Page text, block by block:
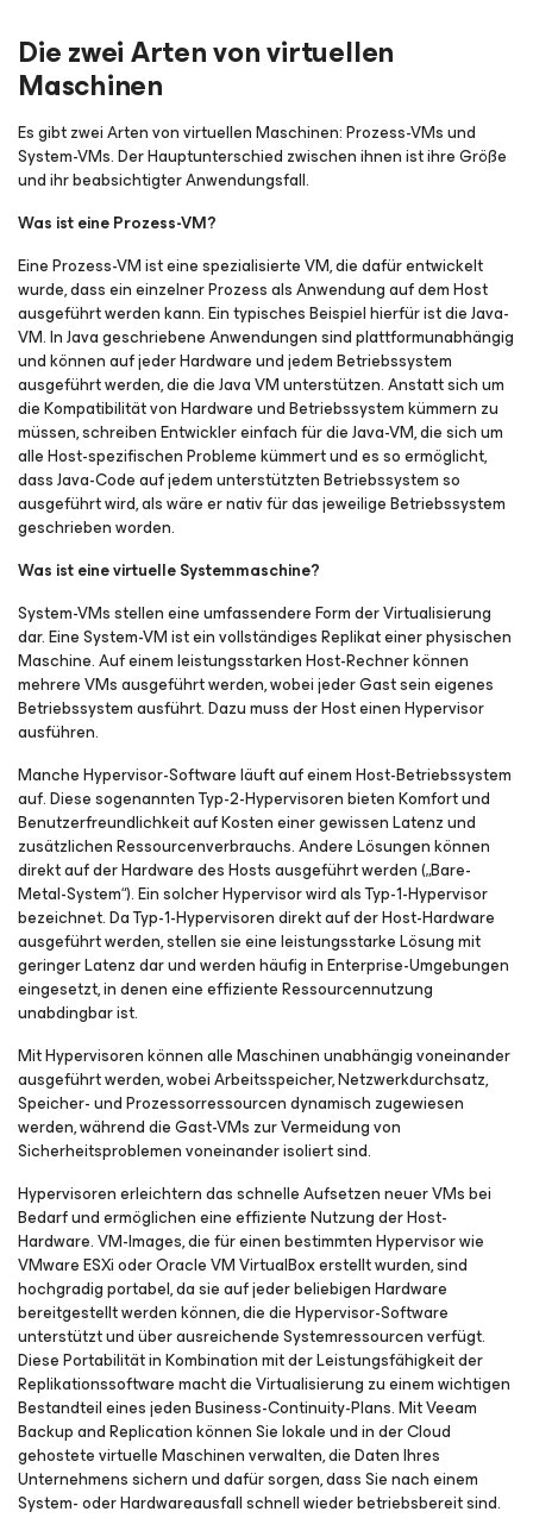
Die zwei Arten von virtuellen
Maschinen
Es gibt zwei Arten von virtuellen Maschinen: Prozess-VMs und
System-VMs. Der Hauptunterschied zwischen ihnen ist ihre Größe
und ihr beabsichtigter Anwendungsfall.
Was ist eine Prozess-VM?
Eine Prozess-VM ist eine spezialisierte VM, die dafür entwickelt
wurde, dass ein einzelner Prozess als Anwendung auf dem Host
ausgeführt werden kann. Ein typisches Beispiel hierfür ist die Java-
VM. In Java geschriebene Anwendungen sind plattformunabhängig
und können auf jeder Hardware und jedem Betriebssystem
ausgeführt werden, die die Java VM unterstützen. Anstatt sich um
die Kompatibilität von Hardware und Betriebssystem kümmern zu
müssen, schreiben Entwickler einfach für die Java-VM, die sich um
alle Host-spezifischen Probleme kümmert und es so ermöglicht,
dass Java-Code auf jedem unterstützten Betriebssystem so
ausgeführt wird, als wäre er nativ für das jeweilige Betriebssystem
geschrieben worden.
Was ist eine virtuelle Systemmaschine?
System-VMs stellen eine umfassendere Form der Virtualisierung
dar. Eine System-VM ist ein vollständiges Replikat einer physischen
Maschine. Auf einem leistungsstarken Host-Rechner können
mehrere VMs ausgeführt werden, wobei jeder Gast sein eigenes
Betriebssystem ausführt. Dazu muss der Host einen Hypervisor
ausführen.
Manche Hypervisor-Software läuft auf einem Host-Betriebssystem
auf. Diese sogenannten Typ-2-Hypervisoren bieten Komfort und
Benutzerfreundlichkeit auf Kosten einer gewissen Latenz und
zusätzlichen Ressourcenverbrauchs. Andere Lösungen können
direkt auf der Hardware des Hosts ausgeführt werden („Bare-
Metal-System“). Ein solcher Hypervisor wird als Typ-1-Hypervisor
bezeichnet. Da Typ-1-Hypervisoren direkt auf der Host-Hardware
ausgeführt werden, stellen sie eine leistungsstarke Lösung mit
geringer Latenz dar und werden häufig in Enterprise-Umgebungen
eingesetzt, in denen eine effiziente Ressourcennutzung
unabdingbar ist.
Mit Hypervisoren können alle Maschinen unabhängig voneinander
ausgeführt werden, wobei Arbeitsspeicher, Netzwerkdurchsatz,
Speicher- und Prozessorressourcen dynamisch zugewiesen
werden, während die Gast-VMs zur Vermeidung von
Sicherheitsproblemen voneinander isoliert sind.
Hypervisoren erleichtern das schnelle Aufsetzen neuer VMs bei
Bedarf und ermöglichen eine effiziente Nutzung der Host-
Hardware. VM-Images, die für einen bestimmten Hypervisor wie
VMware ESXi oder Oracle VM VirtualBox erstellt wurden, sind
hochgradig portabel, da sie auf jeder beliebigen Hardware
bereitgestellt werden können, die die Hypervisor-Software
unterstützt und über ausreichende Systemressourcen verfügt.
Diese Portabilität in Kombination mit der Leistungsfähigkeit der
Replikationssoftware macht die Virtualisierung zu einem wichtigen
Bestandteil eines jeden Business-Continuity-Plans. Mit Veeam
Backup and Replication können Sie lokale und in der Cloud
gehostete virtuelle Maschinen verwalten, die Daten Ihres
Unternehmens sichern und dafür sorgen, dass Sie nach einem
System- oder Hardwareausfall schnell wieder betriebsbereit sind.